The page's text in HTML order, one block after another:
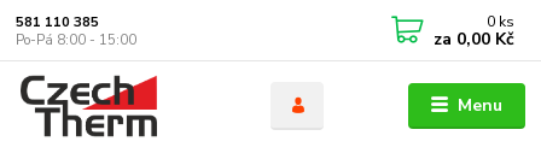
Menu
581 110 385
Po-Pá 8:00 - 15:00
0 ks
za 0,00 Kč